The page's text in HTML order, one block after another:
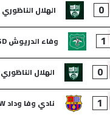
0
الهلال الناظوري HAN
1
وفاء الدريوش WSD
0
الهلال الناظوري HAN
1
نادي وفا وداد CWW